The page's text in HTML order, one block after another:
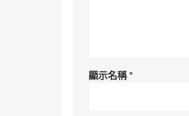
顯示名稱*